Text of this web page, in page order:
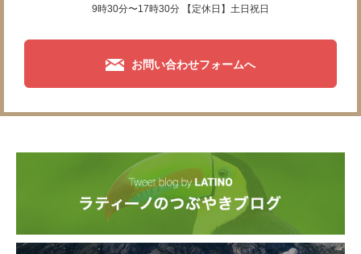
9時30分〜17時30分 【定休日】土日祝日
お問い合わせフォームへ